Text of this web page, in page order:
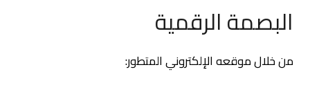
البصمة الرقمية
من خلال موقعه الإلكتروني المتطور: